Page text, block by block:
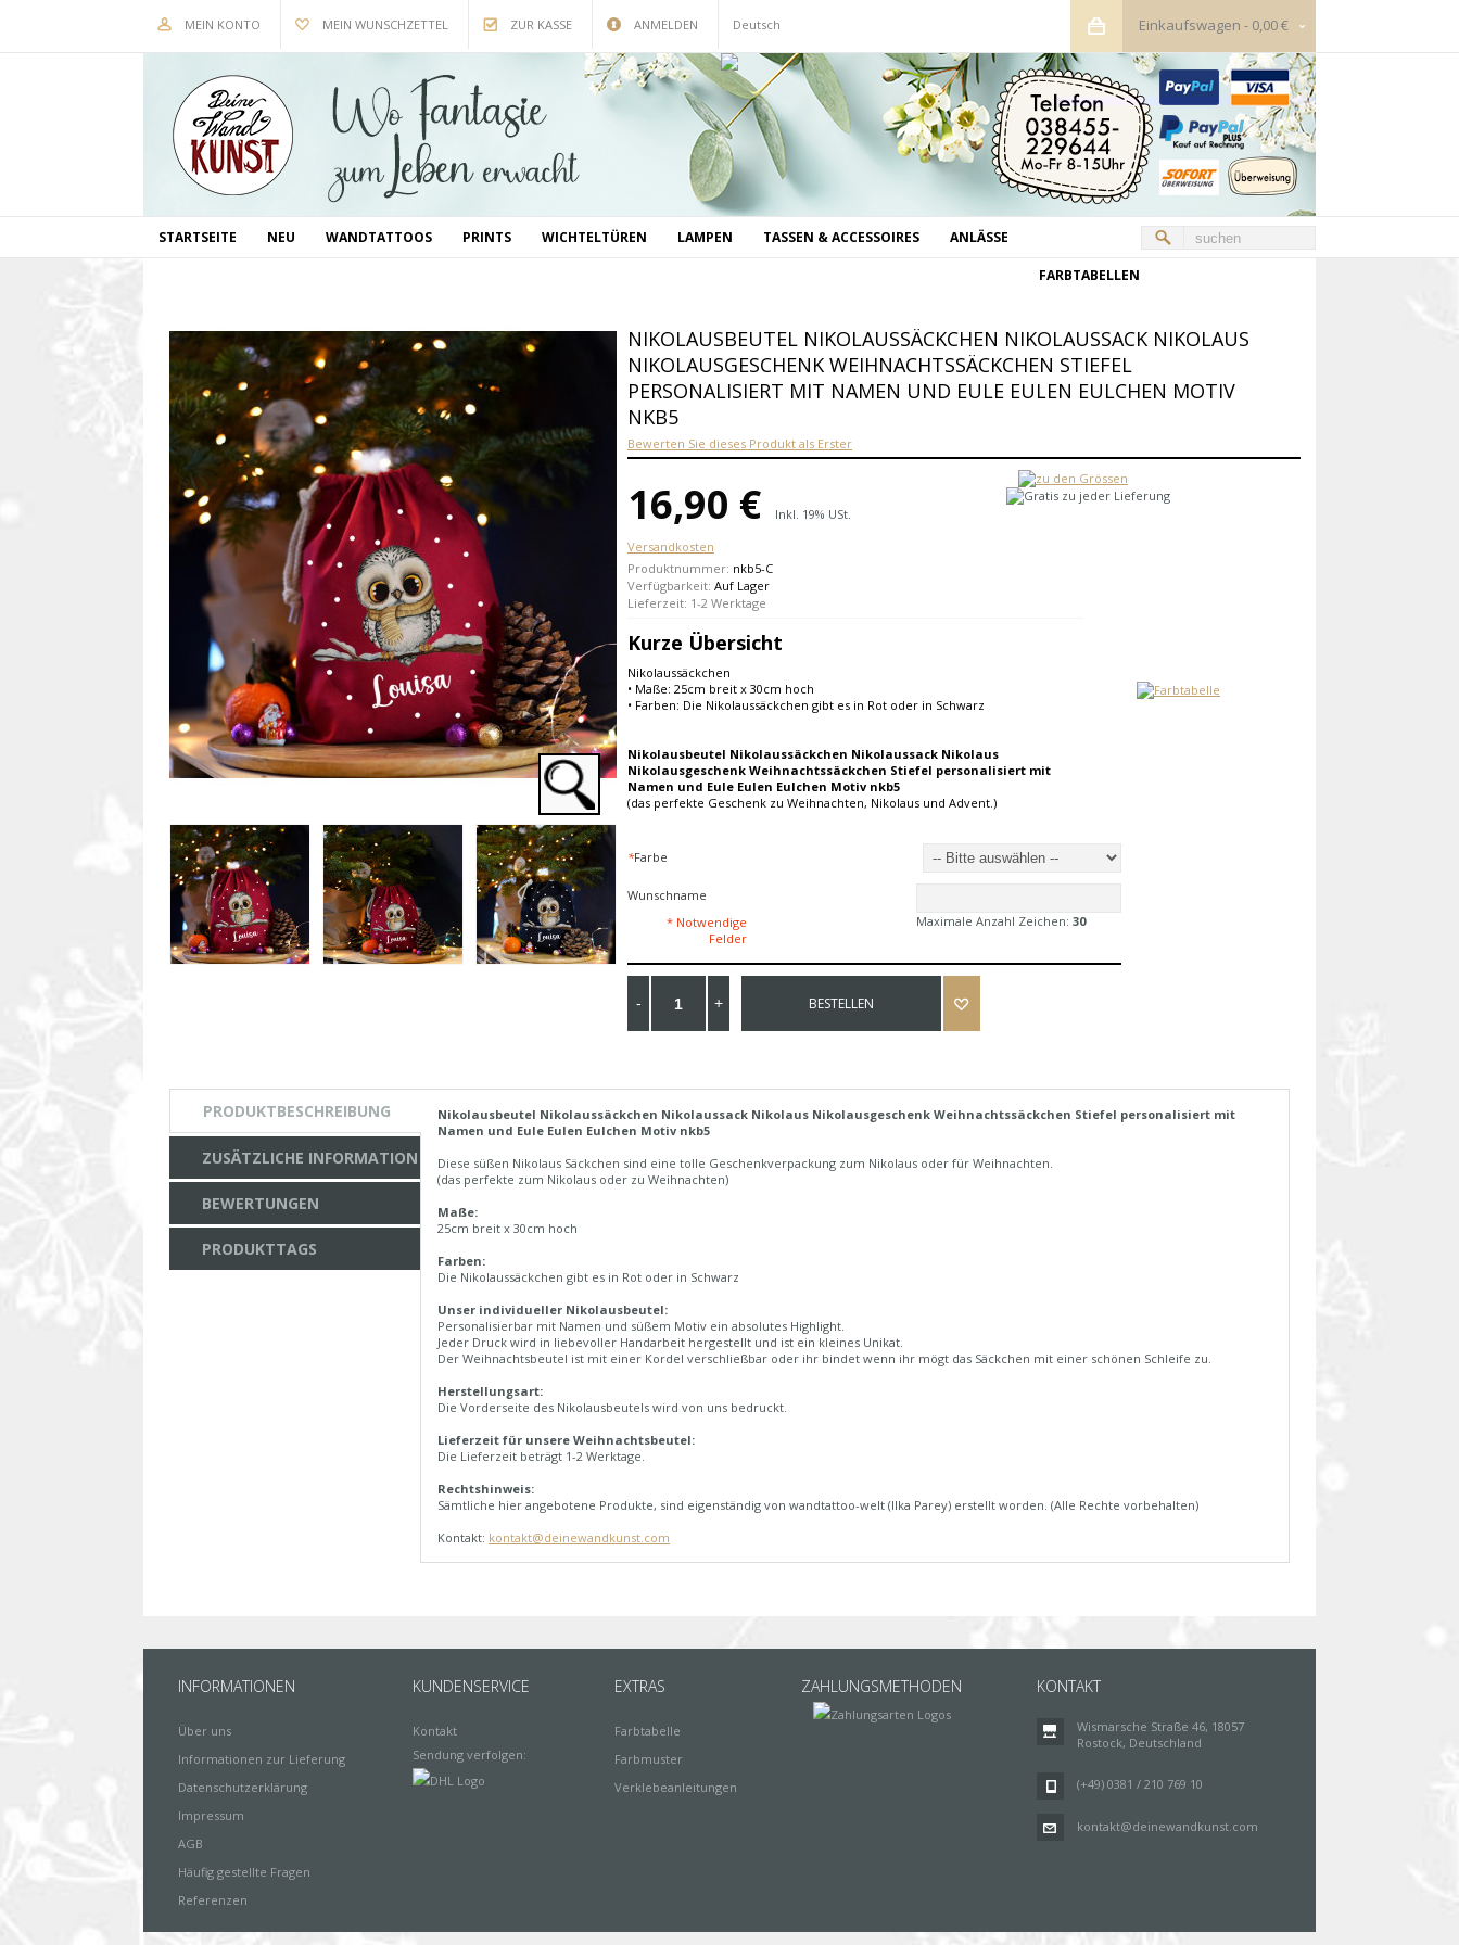
MEIN KONTO MEIN WUNSCHZETTEL ZUR KASSE ANMELDEN Deutsch Einkaufswagen - 0,00 €
STARTSEITE NEU WANDTATTOOS PRINTS WICHTELTÜREN LAMPEN TASSEN & ACCESSOIRES ANLÄSSE
FARBTABELLEN
NIKOLAUSBEUTEL NIKOLAUSSÄCKCHEN NIKOLAUSSACK NIKOLAUS
NIKOLAUSGESCHENK WEIHNACHTSSÄCKCHEN STIEFEL
PERSONALISIERT MIT NAMEN UND EULE EULEN EULCHEN MOTIV
NKB5
Bewerten Sie dieses Produkt als Erster
16,90 €
Inkl. 19% USt.
Versandkosten
Produktnummer: nkb5-C
Verfügbarkeit: Auf Lager
Lieferzeit: 1-2 Werktage
Kurze Übersicht
Nikolaussäckchen
• Maße: 25cm breit x 30cm hoch
• Farben: Die Nikolaussäckchen gibt es in Rot oder in Schwarz
Nikolausbeutel Nikolaussäckchen Nikolaussack Nikolaus
Nikolausgeschenk Weihnachtssäckchen Stiefel personalisiert mit
Namen und Eule Eulen Eulchen Motiv nkb5
(das perfekte Geschenk zu Weihnachten, Nikolaus und Advent.)
*Farbe
Wunschname
Maximale Anzahl Zeichen: 30
* Notwendige
Felder
BESTELLEN
PRODUKTBESCHREIBUNG
ZUSÄTZLICHE INFORMATION
BEWERTUNGEN
PRODUKTTAGS
Nikolausbeutel Nikolaussäckchen Nikolaussack Nikolaus Nikolausgeschenk Weihnachtssäckchen Stiefel personalisiert mit
Namen und Eule Eulen Eulchen Motiv nkb5
Diese süßen Nikolaus Säckchen sind eine tolle Geschenkverpackung zum Nikolaus oder für Weihnachten.
(das perfekte zum Nikolaus oder zu Weihnachten)
Maße:
25cm breit x 30cm hoch
Farben:
Die Nikolaussäckchen gibt es in Rot oder in Schwarz
Unser individueller Nikolausbeutel:
Personalisierbar mit Namen und süßem Motiv ein absolutes Highlight.
Jeder Druck wird in liebevoller Handarbeit hergestellt und ist ein kleines Unikat.
Der Weihnachtsbeutel ist mit einer Kordel verschließbar oder ihr bindet wenn ihr mögt das Säckchen mit einer schönen Schleife zu.
Herstellungsart:
Die Vorderseite des Nikolausbeutels wird von uns bedruckt.
Lieferzeit für unsere Weihnachtsbeutel:
Die Lieferzeit beträgt 1-2 Werktage.
Rechtshinweis:
Sämtliche hier angebotene Produkte, sind eigenständig von wandtattoo-welt (Ilka Parey) erstellt worden. (Alle Rechte vorbehalten)
Kontakt: kontakt@deinewandkunst.com
INFORMATIONEN
Über uns
Informationen zur Lieferung
Datenschutzerklärung
Impressum
AGB
Häufig gestellte Fragen
Referenzen
KUNDENSERVICE
Kontakt
Sendung verfolgen:
EXTRAS
Farbtabelle
Farbmuster
Verklebeanleitungen
ZAHLUNGSMETHODEN KONTAKT
Wismarsche Straße 46, 18057
Rostock, Deutschland
(+49) 0381 / 210 769 10
kontakt@deinewandkunst.com